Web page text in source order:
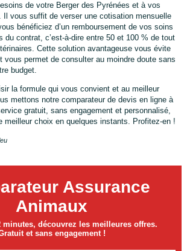
de votre Berger des Pyrénées et à vos
Il vous suffit de verser une cotisation mensuelle
bénéficiez d’un remboursement de vos soins
du contrat, c’est-à-dire entre 50 et 100 % de tout
Cette solution avantageuse vous évite
vous permet de consulter au moindre doute sans
budget.
la formule qui vous convient et au meilleur
mettons notre comparateur de devis en ligne à
gratuit, sans engagement et personnalisé,
meilleur choix en quelques instants. Profitez-en !
Assurance
Animaux
minutes, découvrez les meilleures offres.
et sans engagement !